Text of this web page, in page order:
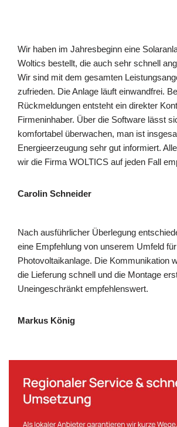
Wir haben im Jahresbeginn eine
Woltics bestellt, die auch sehr schnell
Wir sind mit dem gesamten
zufrieden. Die Anlage läuft einwandfrei.
Rückmeldungen entsteht ein direkter
Firmeninhaber. Über die Software lässt
komfortabel überwachen, man ist
Energieerzeugung sehr gut informiert.
wir die Firma WOLTICS auf jeden Fall
Carolin Schneider
Nach ausführlicher Überlegung
eine Empfehlung von unserem Umfeld
Photovoltaikanlage. Die Kommunikation
die Lieferung schnell und die Montage
Uneingeschränkt empfehlenswert.
Markus König